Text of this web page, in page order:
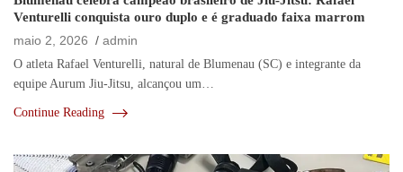
Venturelli conquista ouro duplo e é graduado faixa marrom
maio 2, 2026
admin
O atleta Rafael Venturelli, natural de Blumenau (SC) e integrante da
equipe Aurum Jiu-Jitsu, alcançou um…
Continue Reading